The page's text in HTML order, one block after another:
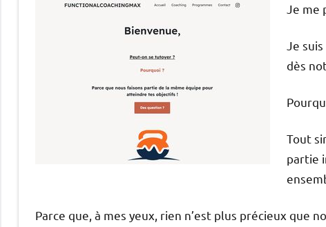
Je me
Je
dès
Tout
partie
Parce que, à mes yeux, rien n’est plus précieux que